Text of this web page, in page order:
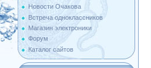
Новости Очакова
Встреча одноклассников
Магазин электроники
Форум
Каталог сайтов